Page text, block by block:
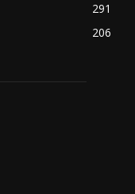
291
206